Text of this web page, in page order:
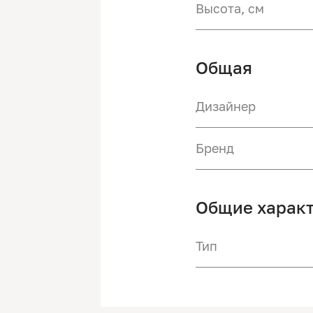
Высота, см
Общая
Дизайнер
Бренд
Общие
Тип